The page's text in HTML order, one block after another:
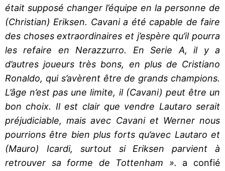
était supposé changer l’équipe en la personne de
(Christian) Eriksen. Cavani a été capable de faire
des choses extraordinaires et j’espère qu’il pourra
les refaire en Nerazzurro. En Serie A, il y a
d’autres joueurs très bons, en plus de Cristiano
Ronaldo, qui s’avèrent être de grands champions.
L’âge n’est pas une limite, il (Cavani) peut être un
bon choix. Il est clair que vendre Lautaro serait
préjudiciable, mais avec Cavani et Werner nous
pourrions être bien plus forts qu’avec Lautaro et
(Mauro) Icardi, surtout si Eriksen parvient à
retrouver sa forme de Tottenham ». a confié